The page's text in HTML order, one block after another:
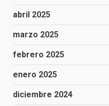
abril 2025
marzo 2025
febrero 2025
enero 2025
diciembre 2024